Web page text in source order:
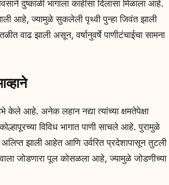
दुष्काळी भागाला काहीसा दिलासा मिळाला आहे.
आहे, ज्यामुळे सुकलेली पृथ्वी पुन्हा जिवंत झाली
वाढ झाली असून, वर्षानुवर्षे पाणीटंचाईचा सामना
केले आहे. अनेक लहान नद्या त्यांच्या क्षमतेपेक्षा
विविध भागात पाणी साचले आहे. पुरामुळे
झाली आहेत आणि उर्वरित प्रदेशापासून तुटली
जोडणारा पूल कोसळला आहे, ज्यामुळे जोडणीच्या